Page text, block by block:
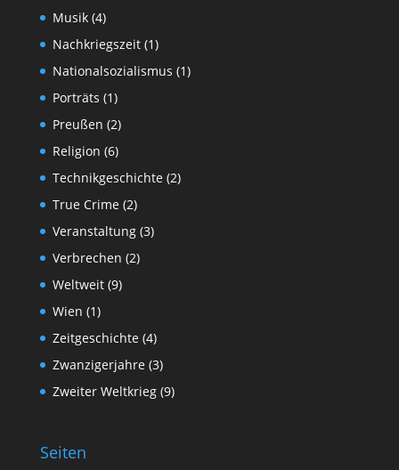
Musik(4)
Nachkriegszeit(1)
Nationalsozialismus (1)
Porträts (1)
Preußen (2)
Religion (6)
Technikgeschichte(2)
True Crime(2)
Veranstaltung(3)
Verbrechen (2)
Weltweit(9)
Wien (1)
Zeitgeschichte(4)
Zwanzigerjahre(3)
Zweiter Weltkrieg(9)
Seiten